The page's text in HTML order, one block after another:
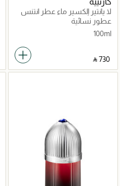
لا پانتير إلكسير ماء عطر انتنس
عطور نسائية
100ml
‎ ⃁ ⁦730⁩ ‎